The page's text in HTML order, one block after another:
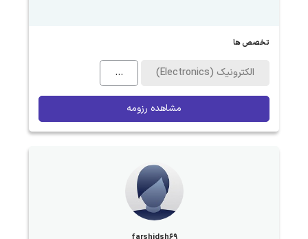
تخصص ها
الکترونیک (Electronics) ...
مشاهده رزومه